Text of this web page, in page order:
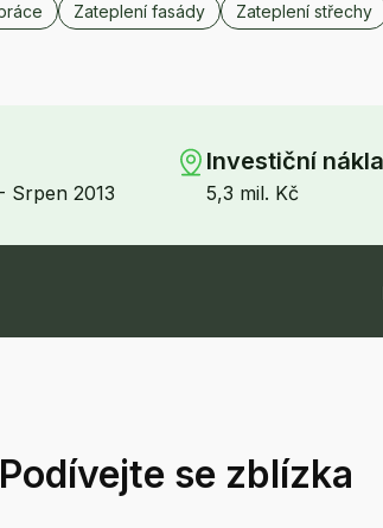
Zateplení fasády Zateplení střechy
Srpen 2013
Investiční
5,3 mil. Kč
Podívejte se zblízka